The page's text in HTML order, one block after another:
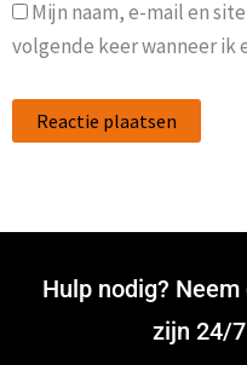
Mijn naam, e-mail en
volgende keer wanneer ik
Hulp nodig?
zijn 24/